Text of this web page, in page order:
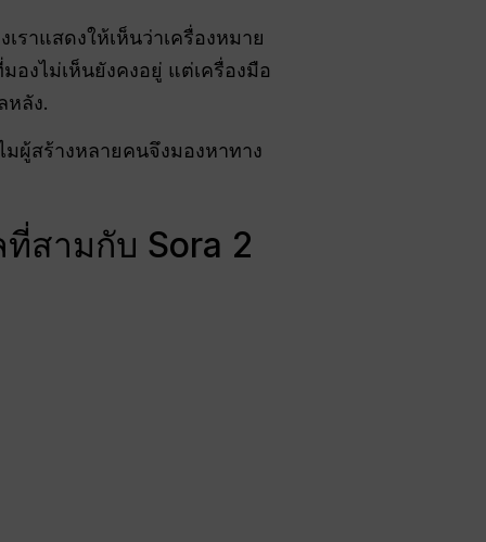
ราแสดงให้เห็นว่าเครื่องหมาย
องไม่เห็นยังคงอยู่ แต่เครื่องมือ
หลัง.
ผู้สร้างหลายคนจึงมองหาทาง
สามกับ Sora 2